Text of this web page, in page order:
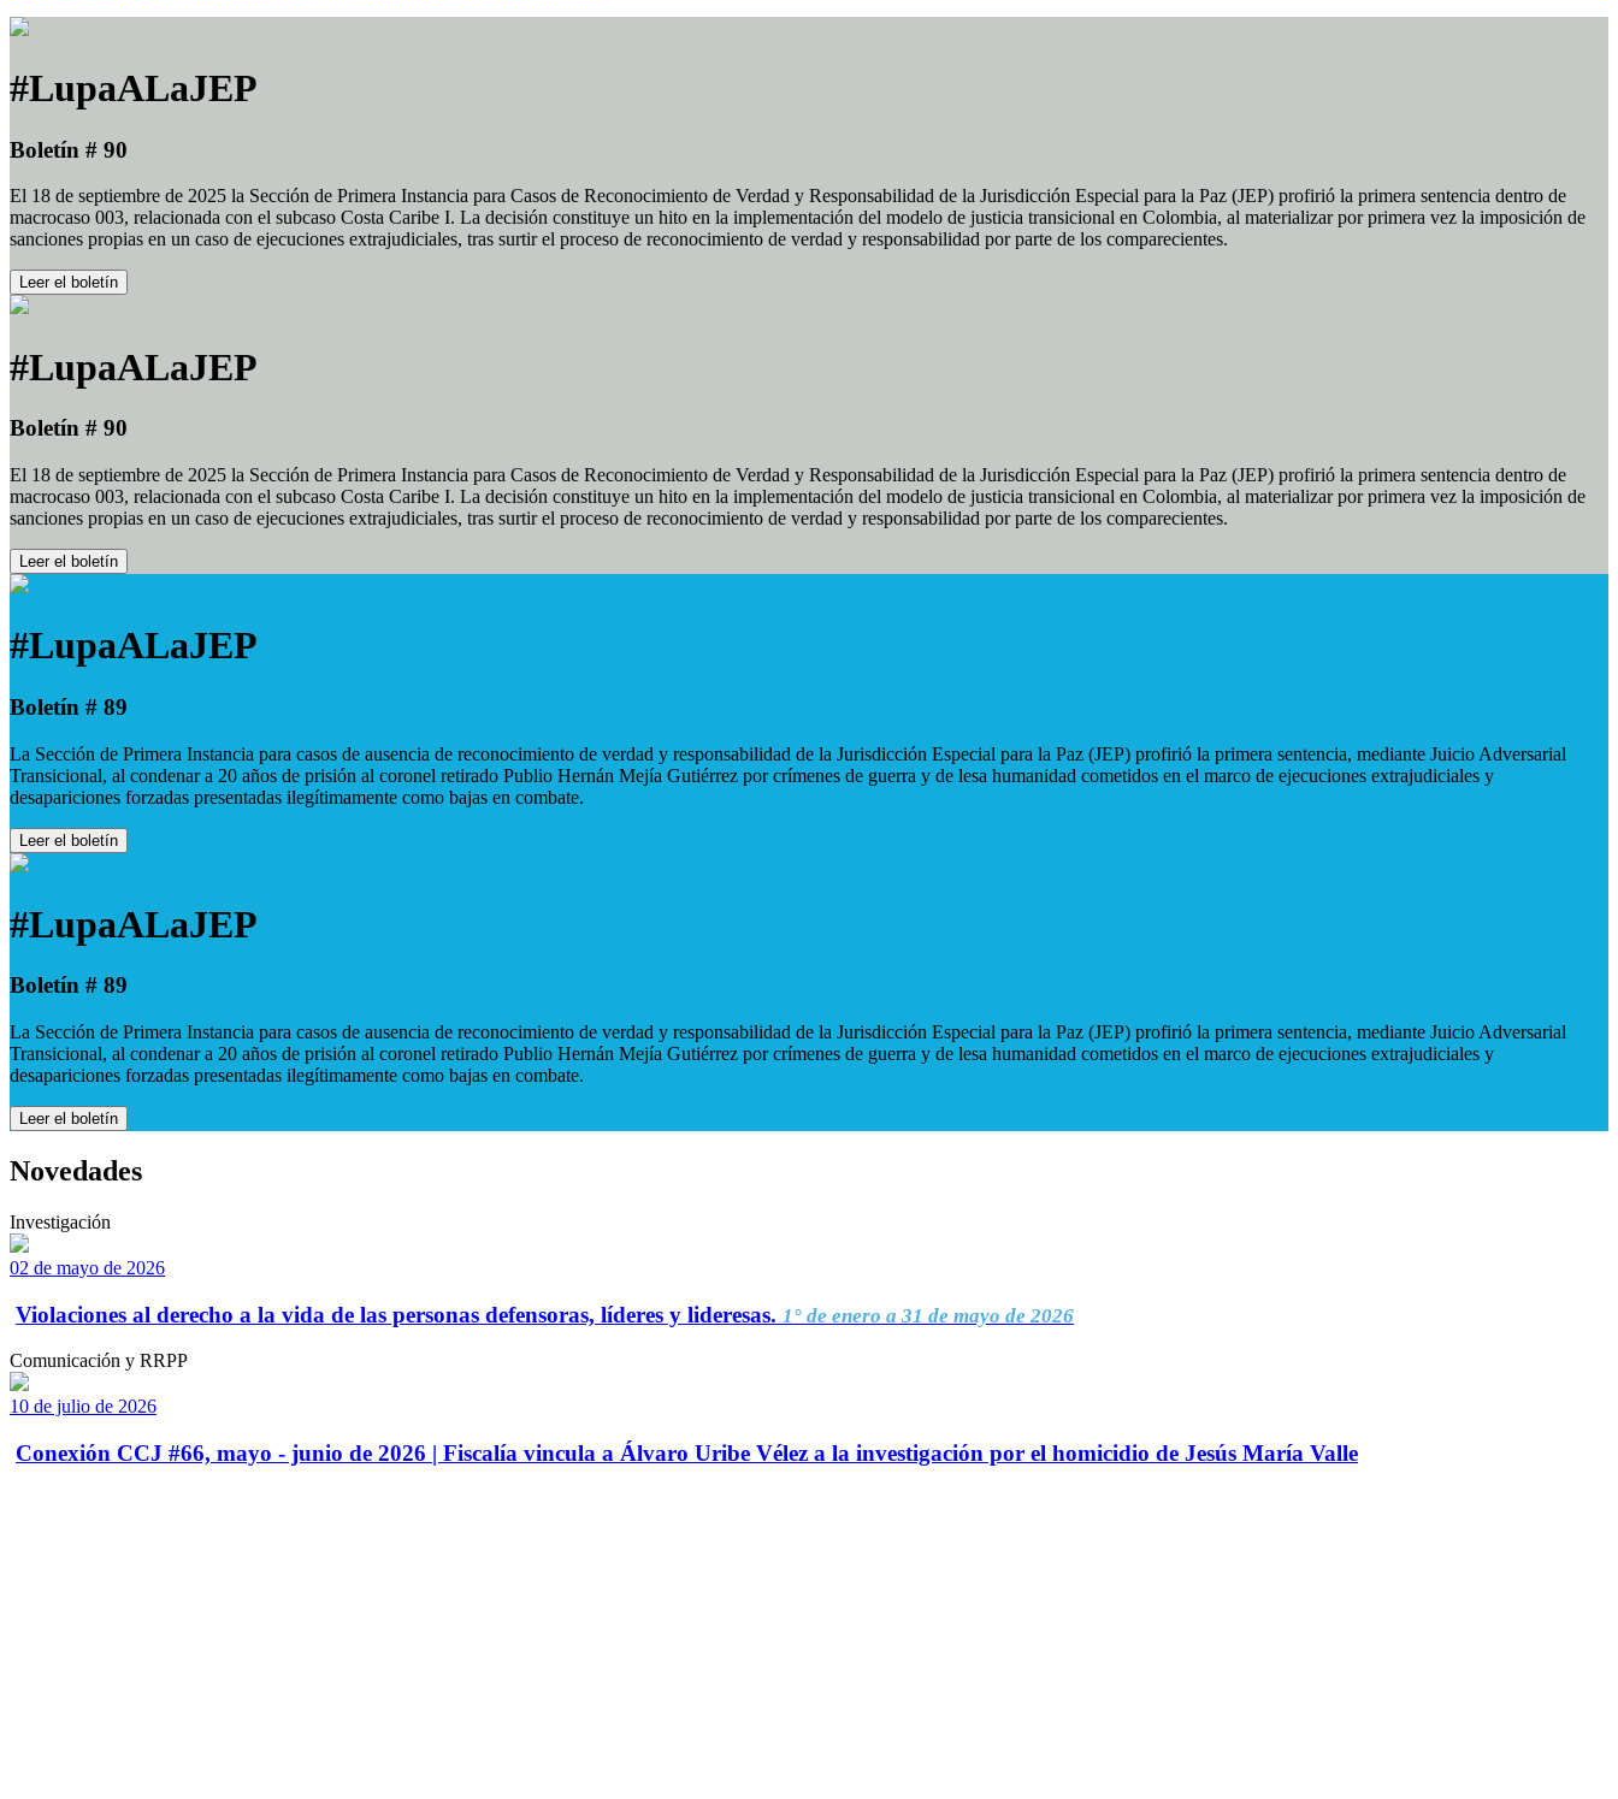
#LupaALaJEP
Boletín # 90
El 18 de septiembre de 2025 la Sección de Primera Instancia para Casos de Reconocimiento de Verdad y Responsabilidad de la Jurisdicción Especial para la Paz (JEP) profirió la primera sentencia dentro de
macrocaso 003, relacionada con el subcaso Costa Caribe I. La decisión constituye un hito en la implementación del modelo de justicia transicional en Colombia, al materializar por primera vez la imposición de
sanciones propias en un caso de ejecuciones extrajudiciales, tras surtir el proceso de reconocimiento de verdad y responsabilidad por parte de los comparecientes.
Leer el boletín
#LupaALaJEP
Boletín # 90
El 18 de septiembre de 2025 la Sección de Primera Instancia para Casos de Reconocimiento de Verdad y Responsabilidad de la Jurisdicción Especial para la Paz (JEP) profirió la primera sentencia dentro de
macrocaso 003, relacionada con el subcaso Costa Caribe I. La decisión constituye un hito en la implementación del modelo de justicia transicional en Colombia, al materializar por primera vez la imposición de
sanciones propias en un caso de ejecuciones extrajudiciales, tras surtir el proceso de reconocimiento de verdad y responsabilidad por parte de los comparecientes.
Leer el boletín
#LupaALaJEP
Boletín # 89
La Sección de Primera Instancia para casos de ausencia de reconocimiento de verdad y responsabilidad de la Jurisdicción Especial para la Paz (JEP) profirió la primera sentencia, mediante Juicio Adversarial
Transicional, al condenar a 20 años de prisión al coronel retirado Publio Hernán Mejía Gutiérrez por crímenes de guerra y de lesa humanidad cometidos en el marco de ejecuciones extrajudiciales y
desapariciones forzadas presentadas ilegítimamente como bajas en combate.
Leer el boletín
#LupaALaJEP
Boletín # 89
La Sección de Primera Instancia para casos de ausencia de reconocimiento de verdad y responsabilidad de la Jurisdicción Especial para la Paz (JEP) profirió la primera sentencia, mediante Juicio Adversarial
Transicional, al condenar a 20 años de prisión al coronel retirado Publio Hernán Mejía Gutiérrez por crímenes de guerra y de lesa humanidad cometidos en el marco de ejecuciones extrajudiciales y
desapariciones forzadas presentadas ilegítimamente como bajas en combate.
Leer el boletín
Novedades
Investigación
02 de mayo de 2026
Violaciones al derecho a la vida de las personas defensoras, líderes y lideresas. 1° de enero a 31 de mayo de 2026
Comunicación y RRPP
10 de julio de 2026
Conexión CCJ #66, mayo - junio de 2026 | Fiscalía vincula a Álvaro Uribe Vélez a la investigación por el homicidio de Jesús María Valle